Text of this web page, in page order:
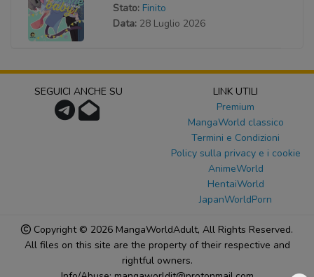
Stato: Finito
Data: 28 Luglio 2026
SEGUICI ANCHE SU
LINK UTILI
Premium
MangaWorld classico
Termini e Condizioni
Policy sulla privacy e i cookie
AnimeWorld
HentaiWorld
JapanWorldPorn
Copyright © 2026 MangaWorldAdult, All Rights Reserved.
All files on this site are the property of their respective and
rightful owners.